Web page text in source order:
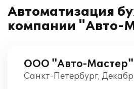
Автоматизация
компании "Авто-
ООО "Авто-Мастер"
Санкт-Петербург,